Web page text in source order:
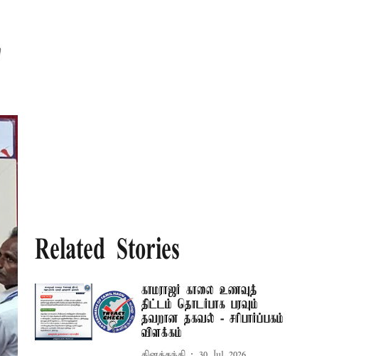
Related Stories
காமராஜர் காலை உணவுத்
திட்டம் தொடர்பாக பரவும்
தவறான தகவல் - சரிபார்ப்பகம்
விளக்கம்